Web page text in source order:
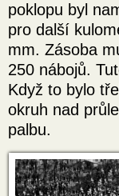
poklopu byl
pro další
mm. Zásoba
250 nábojů.
Když to bylo
okruh nad
palbu.